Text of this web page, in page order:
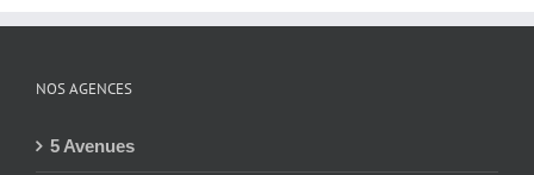
NOS AGENCES
5 Avenues